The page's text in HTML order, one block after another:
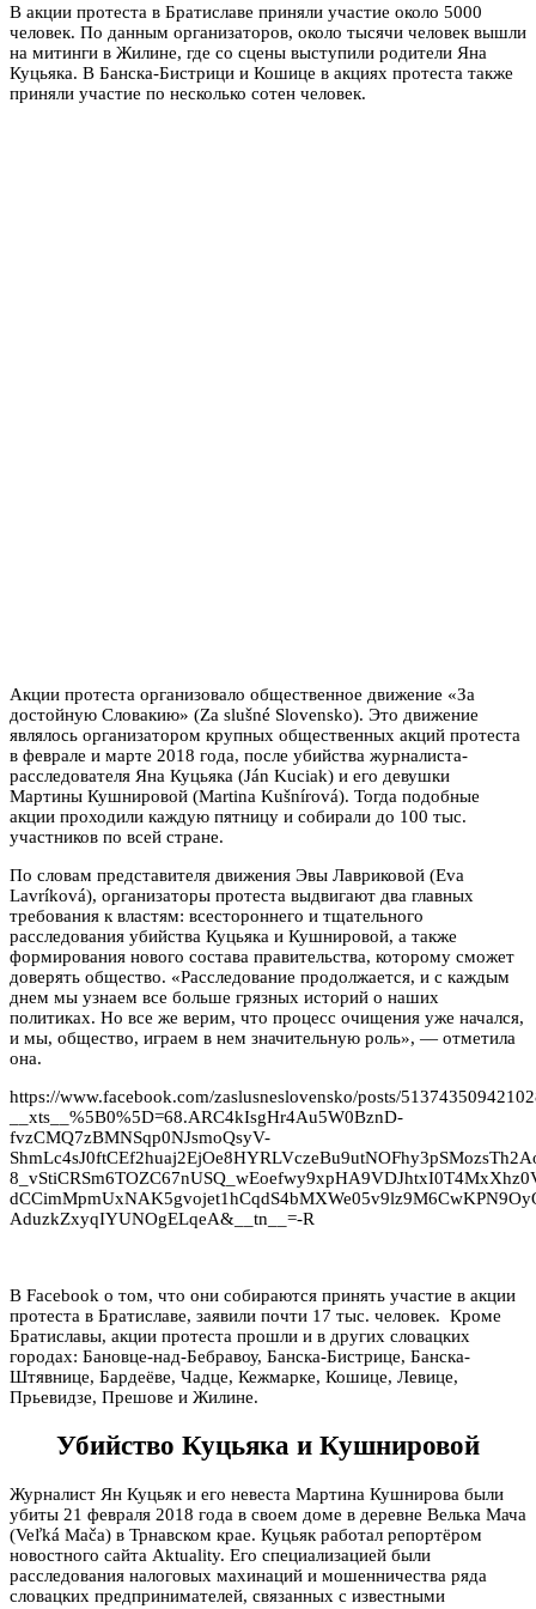
В акции протеста в Братиславе приняли участие около 5000
человек. По данным организаторов, около тысячи человек вышли
на митинги в Жилине, где со сцены выступили родители Яна
Куцьяка. В Банска-Бистрици и Кошице в акциях протеста также
приняли участие по несколько сотен человек.
Акции протеста организовало общественное движение «За
достойную Словакию» (Za slušné Slovensko). Это движение
являлось организатором крупных общественных акций протеста
в феврале и марте 2018 года, после убийства журналиста-
расследователя Яна Куцьяка (Ján Kuciak) и его девушки
Мартины Кушнировой (Martina Kušnírová). Тогда подобные
акции проходили каждую пятницу и собирали до 100 тыс.
участников по всей стране.
По словам представителя движения Эвы Лавриковой (Eva
Lavríková), организаторы протеста выдвигают два главных
требования к властям: всестороннего и тщательного
расследования убийства Куцьяка и Кушнировой, а также
формирования нового состава правительства, которому сможет
доверять общество. «Расследование продолжается, и с каждым
днем мы узнаем все больше грязных историй о наших
политиках. Но все же верим, что процесс очищения уже начался,
и мы, общество, играем в нем значительную роль», — отметила
она.
https://www.facebook.com/zaslusneslovensko/posts/
__xts__%5B0%5D=68.ARC4kIsgHr4Au5W0BznD-
fvzCMQ7zBMNSqp0NJsmoQsyV-
AduzkZxyqIYUNOgELqeA&__tn__=-R
В Facebook о том, что они собираются принять участие в акции
протеста в Братиславе, заявили почти 17 тыс. человек. Кроме
Братиславы, акции протеста прошли и в других словацких
городах: Бановце-над-Бебравоу, Банска-Бистрице, Банска-
Штявнице, Бардеёве, Чадце, Кежмарке, Кошице, Левице,
Прьевидзе, Прешове и Жилине.
Убийство Куцьяка и Кушнировой
Журналист Ян Куцьяк и его невеста Мартина Кушнирова были
убиты 21 февраля 2018 года в своем доме в деревне Велька Мача
(Veľká Mača) в Трнавском крае. Куцьяк работал репортёром
новостного сайта Aktuality. Его специализацией были
расследования налоговых махинаций и мошенничества ряда
словацких предпринимателей, связанных с известными